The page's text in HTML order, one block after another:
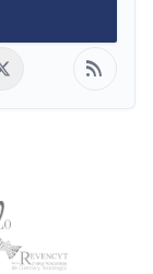
rss_feed